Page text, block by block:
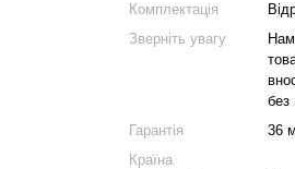
Комплектація
Зверніть увагу
без
Гарантія
36
Країна